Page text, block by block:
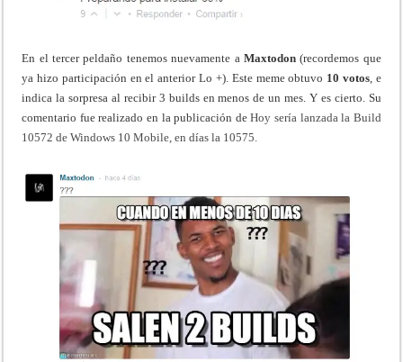
En el tercer peldaño tenemos nuevamente a Maxtodon(recordemos que
ya hizo participación en el anterior Lo +). Este meme obtuvo 10 votos, e
indica la sorpresa al recibir 3 builds en menos de un mes. Y es cierto. Su
comentario fue realizado en la publicación deHoy sería lanzada la Build
10572 de Windows 10 Mobile, en días la 10575.